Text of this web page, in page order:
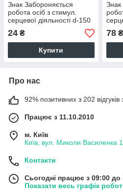
Знак Забороняється
робота осіб з стимул.
серцевої діяльності d-150
с-к плівка
24 ₴
Купити
Знак
78₴
Про нас
92% позитивних з 202 відгуків
Працює з 11.10.2010
м. Київ
Київ, вул. Миколи Василенка
Контакти
Сьогодні працює з 09:00 до
Показати весь графік